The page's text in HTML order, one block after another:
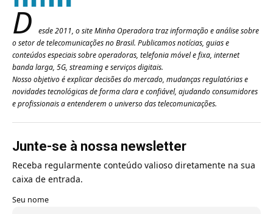
D
esde 2011, o site Minha Operadora traz informação e análise sobre
o setor de telecomunicações no Brasil. Publicamos notícias, guias e
conteúdos especiais sobre operadoras, telefonia móvel e fixa, internet
banda larga, 5G, streaming e serviços digitais.
Nosso objetivo é explicar decisões do mercado, mudanças regulatórias e
novidades tecnológicas de forma clara e confiável, ajudando consumidores
e profissionais a entenderem o universo das telecomunicações.
Junte-se à nossa newsletter
Receba regularmente conteúdo valioso diretamente na sua
caixa de entrada.
Seu nome